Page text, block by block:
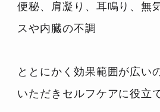
便秘、肩凝り、耳鳴り、無
スや内臓の不調
ととにかく効果範囲が広い
いただきセルフケアに役立